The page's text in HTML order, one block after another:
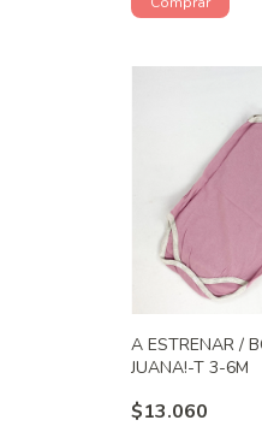
A ESTRENAR /
JUANA!-T 3-6M
$13.060